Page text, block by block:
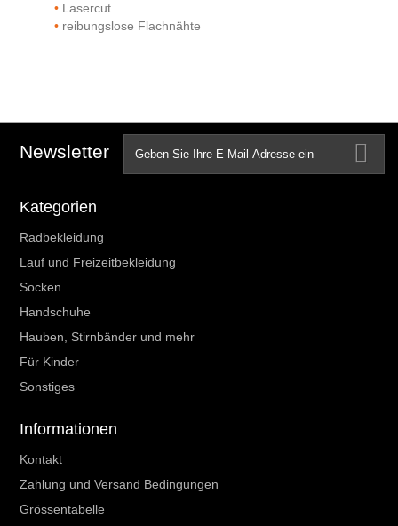
Lasercut
reibungslose Flachnähte
Newsletter
Kategorien
Radbekleidung
Lauf und Freizeitbekleidung
Socken
Handschuhe
Hauben, Stirnbänder und mehr
Für Kinder
Sonstiges
Informationen
Kontakt
Zahlung und Versand Bedingungen
Grössentabelle